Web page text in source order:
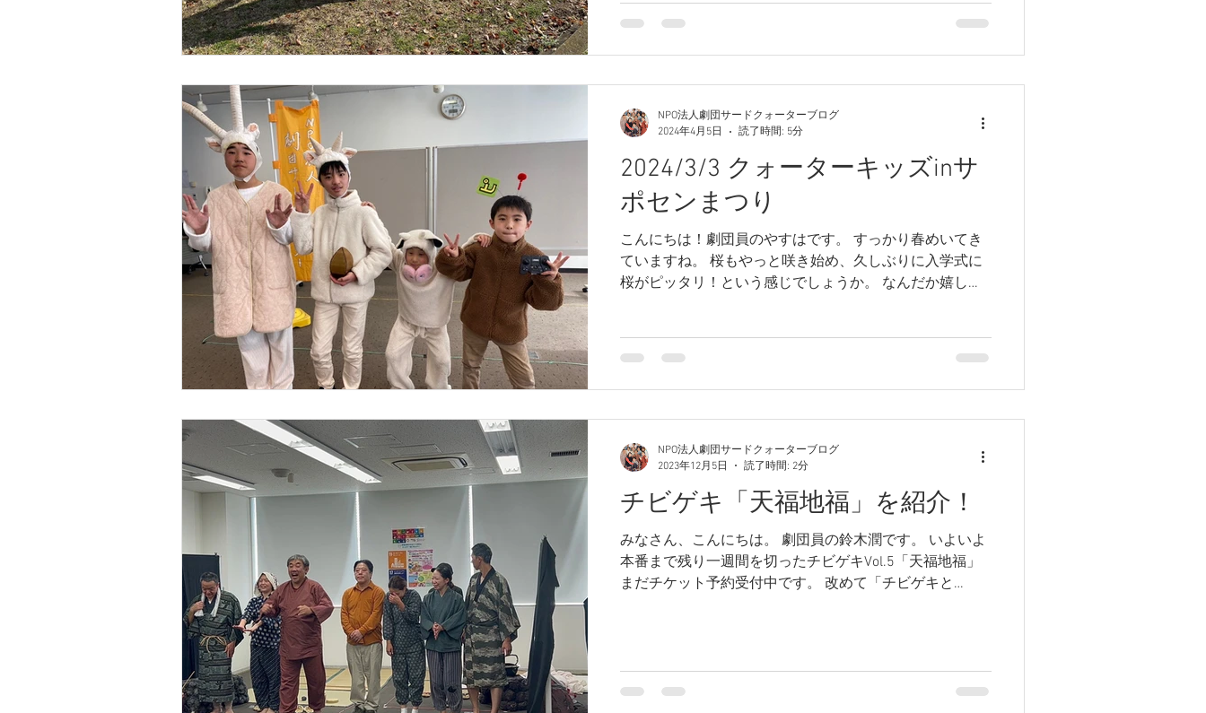
2024/3/3 クォーターキッズinサ
ポセンまつり
こんにちは！劇団員のやすはです。 すっかり春めいてき
ていますね。 桜もやっと咲き始め、久しぶりに入学式に
桜がピッタリ！という感じでしょうか。 なんだか嬉しく
NPO法人劇団サードクォーターブログ
2024年4月5日
読了時間: 5分
チビゲキ「天福地福」を紹介！
みなさん、こんにちは。 劇団員の鈴木潤です。 いよいよ
本番まで残り一週間を切ったチビゲキVol.5「天福地福」
まだチケット予約受付中です。 改めて「チビゲキと
NPO法人劇団サードクォーターブログ
2023年12月5日
読了時間: 2分